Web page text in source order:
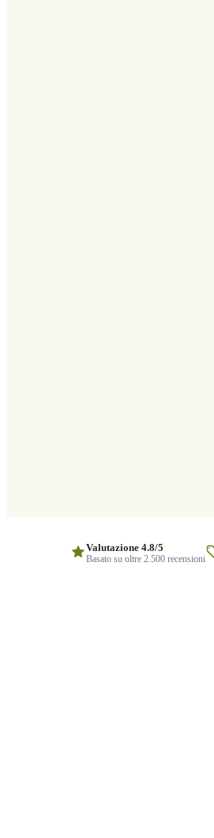
Valutazione 4.8/5
Basato su oltre 2.500 recensioni